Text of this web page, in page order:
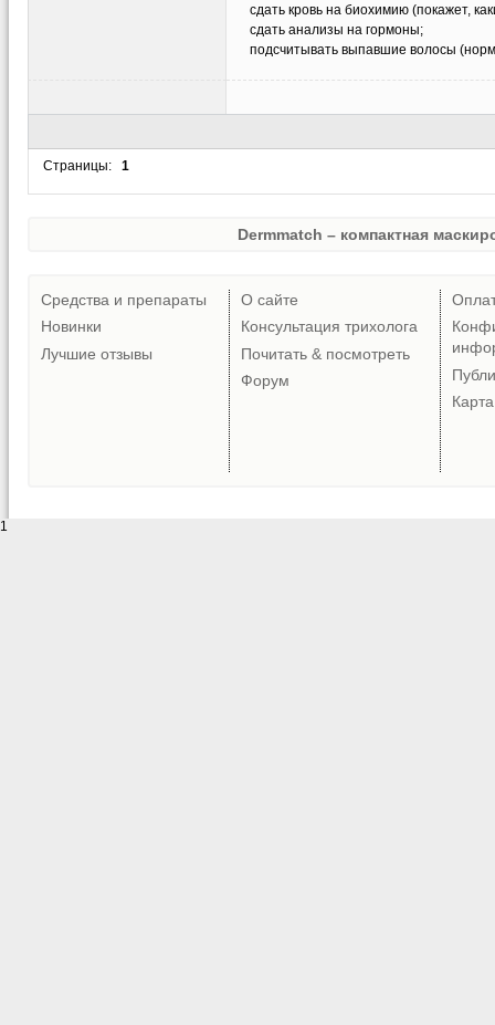
сдать кровь на биохимию (покажет,
сдать анализы на гормоны;
подсчитывать выпавшие волосы
Страницы: 1
Dermmatch – компактная
Средства и препараты
Новинки
Лучшие отзывы
О сайте
Консультация трихолога
Почитать & посмотреть
Форум
1